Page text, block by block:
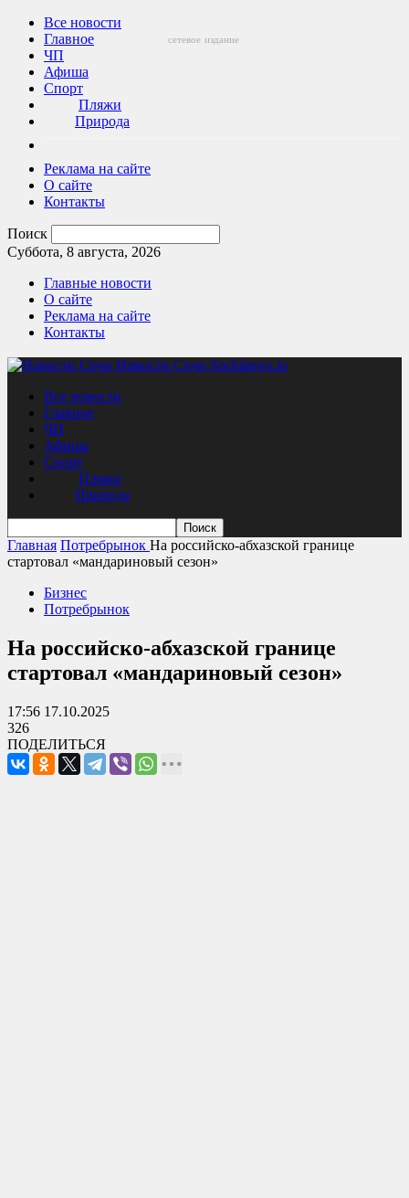
Все новости
Главное
ЧП
Афиша
Спорт
Пляжи
Природа
Реклама на сайте
О сайте
Контакты
Поиск
Суббота, 8 августа, 2026
Главные новости
О сайте
Реклама на сайте
Контакты
Новости Сочи Sochinews.io
сетевое издание
Все новости
Главное
ЧП
Афиша
Спорт
Пляжи
Природа
Главная Потребрынок На российско-абхазской границе
стартовал «мандариновый сезон»
Бизнес
Потребрынок
На российско-абхазской границе
стартовал «мандариновый сезон»
17:56 17.10.2025
326
ПОДЕЛИТЬСЯ